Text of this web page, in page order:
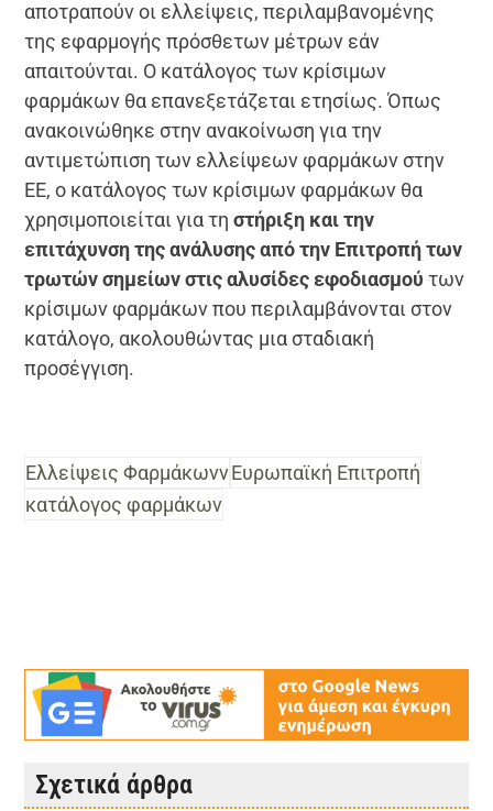
αποτραπούν οι ελλείψεις, περιλαμβανομένης
της εφαρμογής πρόσθετων μέτρων εάν
απαιτούνται. Ο κατάλογος των κρίσιμων
φαρμάκων θα επανεξετάζεται ετησίως. Όπως
ανακοινώθηκε στην ανακοίνωση για την
αντιμετώπιση των ελλείψεων φαρμάκων στην
ΕΕ, ο κατάλογος των κρίσιμων φαρμάκων θα
χρησιμοποιείται για τηστήριξη και την
επιτάχυνση της ανάλυσης από την Επιτροπή των
τρωτών σημείων στις αλυσίδες εφοδιασμού των
κρίσιμων φαρμάκων που περιλαμβάνονται στον
κατάλογο, ακολουθώντας μια σταδιακή
προσέγγιση.
Ελλείψεις ΦαρμάκωννΕυρωπαϊκή Επιτροπή
κατάλογος φαρμάκων
Σχετικά άρθρα